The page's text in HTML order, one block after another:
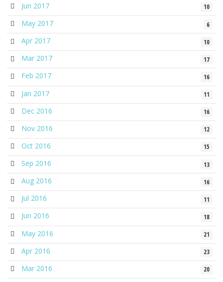
10
Jun 2017
6
May 2017
10
Apr 2017
17
Mar 2017
16
Feb 2017
11
Jan 2017
16
Dec 2016
12
Nov 2016
15
Oct 2016
13
Sep 2016
16
Aug 2016
11
Jul 2016
18
Jun 2016
21
May 2016
23
Apr 2016
20
Mar 2016